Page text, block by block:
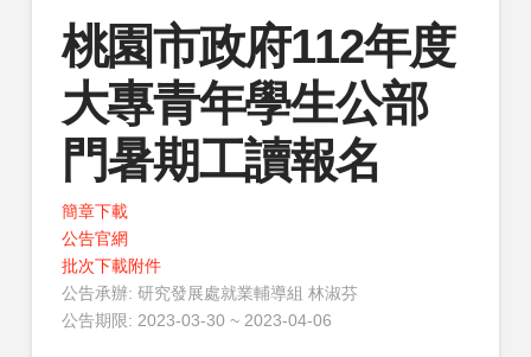
桃園市政府112年度
大專青年學生公部
門暑期工讀報名
簡章下載
公告官網
批次下載附件
公告承辦: 研究發展處就業輔導組 林淑芬
公告期限: 2023-03-30 ~ 2023-04-06